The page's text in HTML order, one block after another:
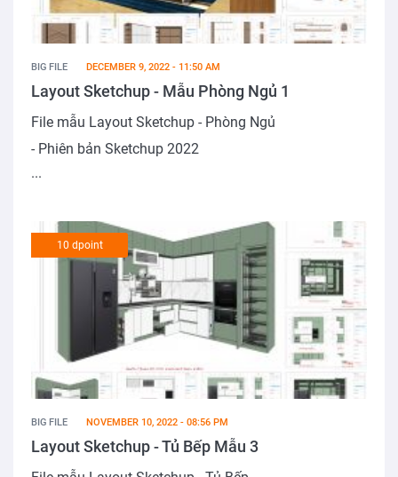
BIG FILE DECEMBER 9, 2022 - 11:50 AM
Layout Sketchup - Mẫu Phòng Ngủ 1
File mẫu Layout Sketchup - Phòng Ngủ
- Phiên bản Sketchup 2022
...
10 dpoint
BIG FILE NOVEMBER 10, 2022 - 08:56 PM
Layout Sketchup - Tủ Bếp Mẫu 3